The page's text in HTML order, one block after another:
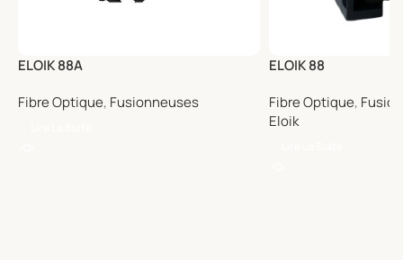
ELOIK 88A
Fibre Optique, Fusionneuses
ELOIK 88
Fibre Optique,
Eloik